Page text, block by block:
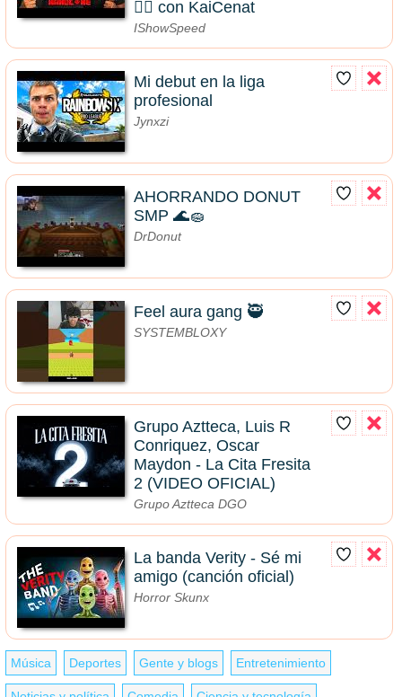
🧟‍♂️ con KaiCenat
IShowSpeed
Mi debut en la liga
profesional
Jynxzi
AHORRANDO DONUT
SMP 🌊🧽
DrDonut
Feel aura gang 🥷
SYSTEMBLOXY
Grupo Aztteca, Luis R
Conriquez, Oscar
Maydon - La Cita Fresita
2 (VIDEO OFICIAL)
Grupo Aztteca DGO
La banda Verity - Sé mi
amigo (canción oficial)
Horror Skunx
Música Deportes Gente y blogs Entretenimiento